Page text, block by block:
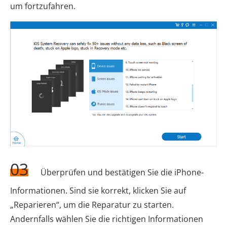
um fortzufahren.
03
Überprüfen und bestätigen Sie die iPhone-
Informationen. Sind sie korrekt, klicken Sie auf
„Reparieren“, um die Reparatur zu starten.
Andernfalls wählen Sie die richtigen Informationen